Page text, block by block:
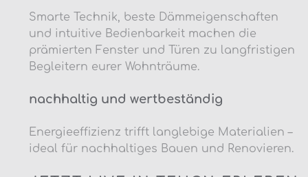
Smarte Technik, beste Dämmeigenschaften
und intuitive Bedienbarkeit machen die
prämierten Fenster und Türen zu langfristigen
Begleitern eurer Wohnträume.
nachhaltig und wertbeständig
Energieeffizienz trifft langlebige Materialien –
ideal für nachhaltiges Bauen und Renovieren.